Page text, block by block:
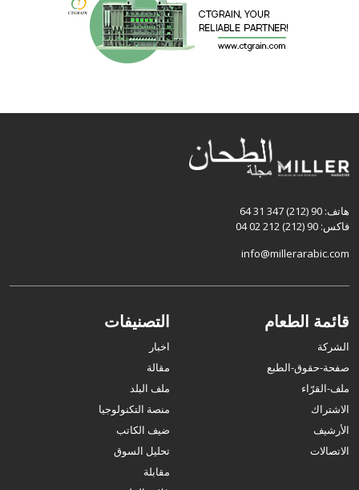
هاتف: 90 (212) 347 31 64
فاكس: 90 (212) 212 02 04
info@millerarabic.com
قائمة الطعام
الشركة
صفحة-حقوق-الطبع
ملف-القرّاء
الاشتراك
الأرشيف
الاتصالات
التصنيفات
اخبار
مقالة
ملف البلد
منصة التكنولوجيا
ضيف الكاتب
تحليل السوق
مقابلة